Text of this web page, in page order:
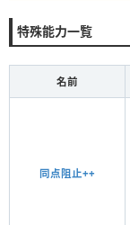
特殊能力一覧
名前
同点阻止++